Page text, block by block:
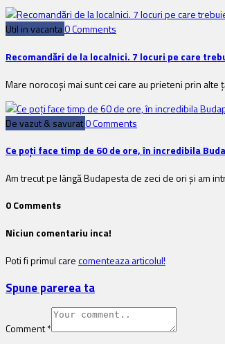
Util in vacanta0 Comments
Recomandări de la localnici. 7 locuri pe care
Mare norocoși mai sunt cei care au prieteni prin alte
De vazut & savurat0 Comments
Ce poți face timp de 60 de ore, în incredibila
Am trecut pe lângă Budapesta de zeci de ori și am
0 Comments
Niciun comentariu inca!
Poti fi primul carecomenteaza articolul!
Spune parerea ta
Comment*